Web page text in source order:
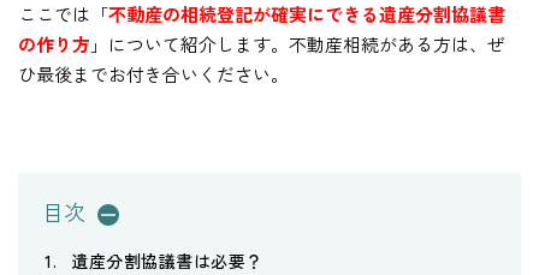
ここでは「不動産の相続登記が確実にできる遺産分割協議書
の作り方 」について紹介します。不動産相続がある方は、ぜ
ひ最後までお付き合いください。
目次
遺産分割協議書は必要？